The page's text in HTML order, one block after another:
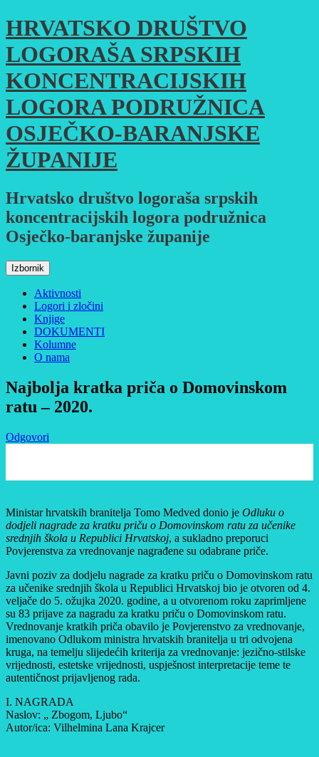
Skoči
do
sadržaja
HRVATSKO DRUŠTVO
LOGORAŠA SRPSKIH
KONCENTRACIJSKIH
LOGORA PODRUŽNICA
OSJEČKO-BARANJSKE
ŽUPANIJE
Hrvatsko društvo logoraša srpskih
koncentracijskih logora podružnica
Osječko-baranjske županije
Izbornik
Aktivnosti
Logori i zločini
Knjige
DOKUMENTI
Kolumne
O nama
Najbolja kratka priča o Domovinskom
ratu – 2020.
Odgovori
Ministar hrvatskih branitelja Tomo Medved donio je Odluku o
dodjeli nagrade za kratku priču o Domovinskom ratu za učenike
srednjih škola u Republici Hrvatskoj, a sukladno preporuci
Povjerenstva za vrednovanje nagrađene su odabrane priče.
Javni poziv za dodjelu nagrade za kratku priču o Domovinskom ratu
za učenike srednjih škola u Republici Hrvatskoj bio je otvoren od 4.
veljače do 5. ožujka 2020. godine, a u otvorenom roku zaprimljene
su 83 prijave za nagradu za kratku priču o Domovinskom ratu.
Vrednovanje kratkih priča obavilo je Povjerenstvo za vrednovanje,
imenovano Odlukom ministra hrvatskih branitelja u tri odvojena
kruga, na temelju slijedećih kriterija za vrednovanje: jezično-stilske
vrijednosti, estetske vrijednosti, uspješnost interpretacije teme te
autentičnost prijavljenog rada.
I. NAGRADA
Naslov: „ Zbogom, Ljubo“
Autor/ica: Vilhelmina Lana Krajcer